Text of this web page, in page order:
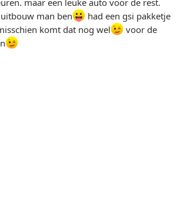
man ben
had een gsi pakketje
komt dat nog wel
voor de